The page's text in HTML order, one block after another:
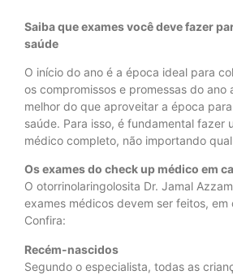
Saiba que exames você deve fazer
saúde
O início do ano é a época ideal para
os compromissos e promessas do ano
melhor do que aproveitar a época
saúde. Para isso, é fundamental fazer
médico completo, não importando
Os exames do check up médico em
O otorrinolaringolosita Dr. Jamal
exames médicos devem ser feitos, em
Confira:
Recém-nascidos
Segundo o especialista, todas as